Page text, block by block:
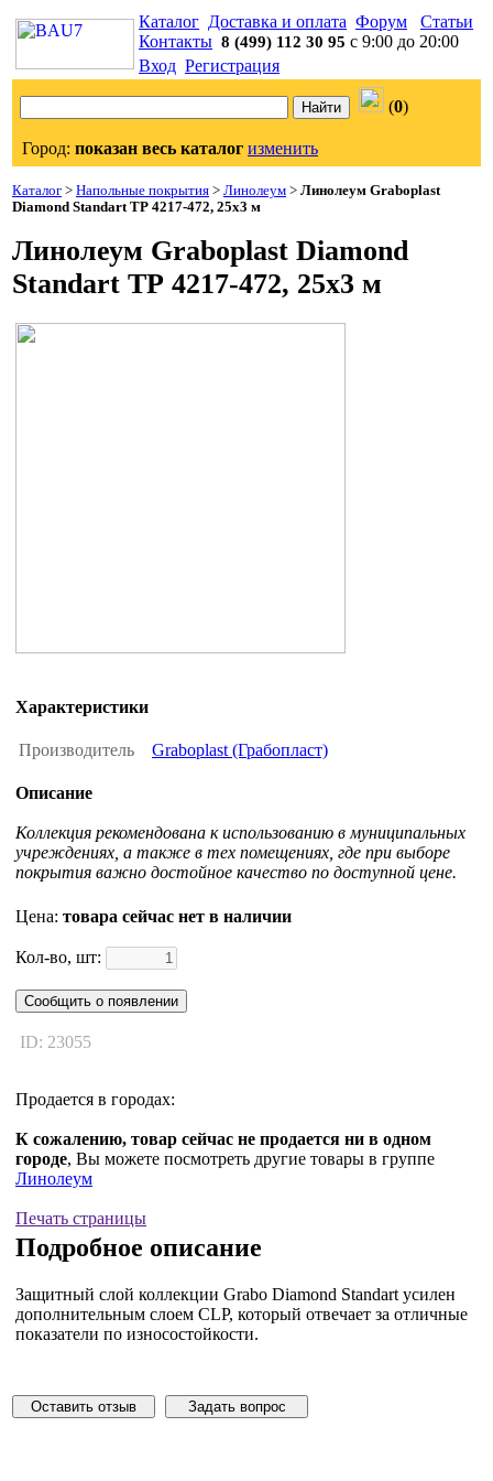
Каталог Доставка и оплата Форум
Статьи
Контакты 8 (499) 112 30 95 с 9:00 до 20:00
Вход Регистрация
(0)
Город: показан весь каталог изменить
Каталог > Напольные покрытия > Линолеум > Линолеум Graboplast
Diamond Standart ТР 4217-472, 25х3 м
Линолеум Graboplast Diamond
Standart ТР 4217-472, 25х3 м
Характеристики
Производитель Graboplast (Грабопласт)
Описание
Коллекция рекомендована к использованию в муниципальных
учреждениях, а также в тех помещениях, где при выборе
покрытия важно достойное качество по доступной цене.
Цена: товара сейчас нет в наличии
Кол-во, шт:
Сообщить о появлении
ID: 23055
Продается в городах:
К сожалению, товар сейчас не продается ни в одном
городе, Вы можете посмотреть другие товары в группе
Линолеум
Печать страницы
Подробное описание
Защитный слой коллекции Grabo Diamond Standart усилен
дополнительным слоем CLP, который отвечает за отличные
показатели по износостойкости.
Оставить отзыв Задать вопрос